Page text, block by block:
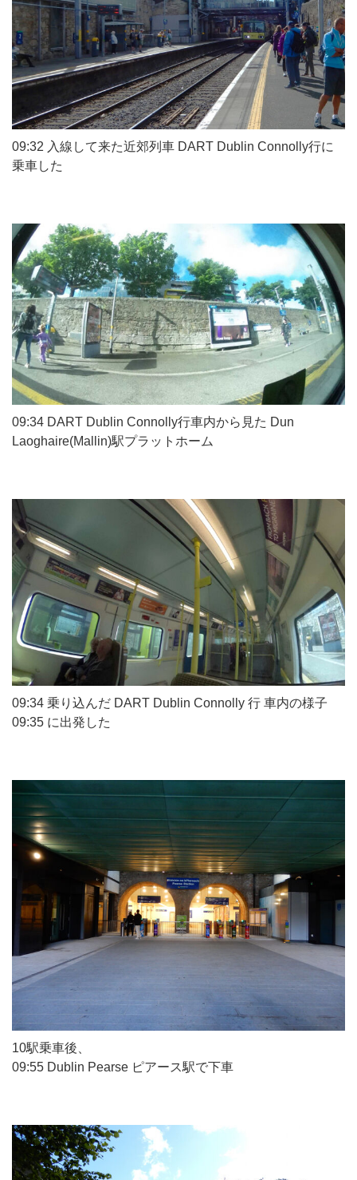
09:32 入線して来た近郊列車 DART Dublin Connolly行に
乗車した
09:34 DART Dublin Connolly行車内から見た Dun
Laoghaire(Mallin)駅プラットホーム
09:34 乗り込んだ DART Dublin Connolly 行 車内の様子
09:35 に出発した
10駅乗車後、
09:55 Dublin Pearse ピアース駅で下車